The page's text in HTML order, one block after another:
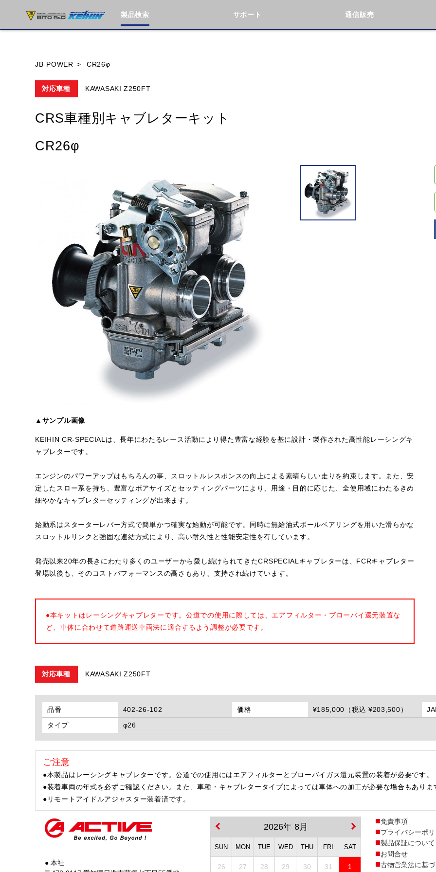
製品検索 サポート 通信販売
閉じる
JB-POWER CR26φ
対応車種 KAWASAKI Z250FT
CRS車種別キャブレターキット
CR26φ
▲サンプル画像
KEIHIN CR-SPECIALは、長年にわたるレース活動により得た豊富な経験を基に設計・製作された高性能レーシングキ
ャブレターです。
エンジンのパワーアップはもちろんの事、スロットルレスポンスの向上による素晴らしい走りを約束します。また、安
定したスロー系を持ち、豊富なボアサイズとセッティングパーツにより、用途・目的に応じた、全使用域にわたるきめ
細やかなキャブレターセッティングが出来ます。
始動系はスターターレバー方式で簡単かつ確実な始動が可能です。同時に無給油式ボールベアリングを用いた滑らかな
スロットルリンクと強固な連結方式により、高い耐久性と性能安定性を有しています。
発売以来20年の長きにわたり多くのユーザーから愛し続けられてきたCRSPECIALキャブレターは、FCRキャブレター
登場以後も、そのコストパフォーマンスの高さもあり、支持され続けています。
●本キットはレーシングキャブレターです。公道での使用に際しては、エアフィルター・ブローバイ還元装置な
ど、車体に合わせて道路運送車両法に適合するよう調整が必要です。
対応車種 KAWASAKI Z250FT
品番 402-26-102 価格 ¥185,000（税込 ¥203,500）
タイプ
φ26
ご注意
●本製品はレーシングキャブレターです。公道での使用にはエアフィルターとブローバイガス還元装置の装着が必要です。
●装着車両の年式を必ずご確認ください。また、車種・キャブレタータイプによっては車体への加工が必要な場合もあり
●リモートアイドルアジャスター装着済です。
● 本社
2026年 8月
SUN MON TUE WED THU FRI SAT
26 27 28 29 30 31 1
免責事項
プライバシーポ
製品保証について
お問合せ
古物営業法に基